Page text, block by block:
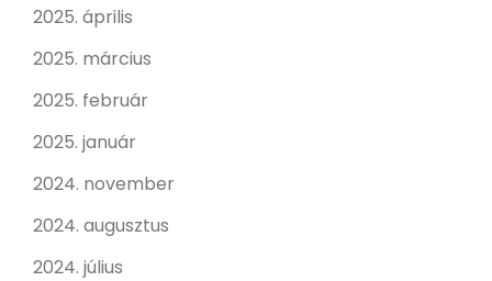
2025. április
2025. március
2025. február
2025. január
2024. november
2024. augusztus
2024. július